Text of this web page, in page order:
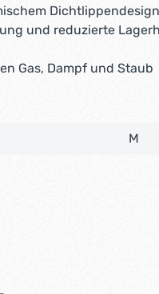
Dichtlippendesign
und reduzierte
Gas, Dampf und Staub
M